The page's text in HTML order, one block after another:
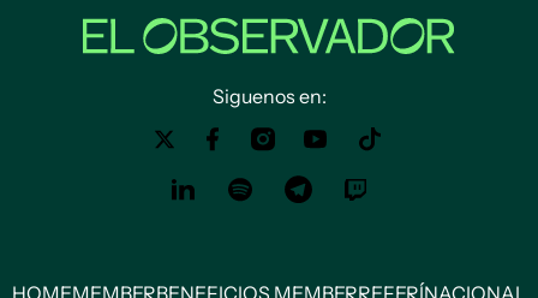
Siguenos en:
HOMEMEMBERBENEFICIOS MEMBERREFERÍNACIONAL